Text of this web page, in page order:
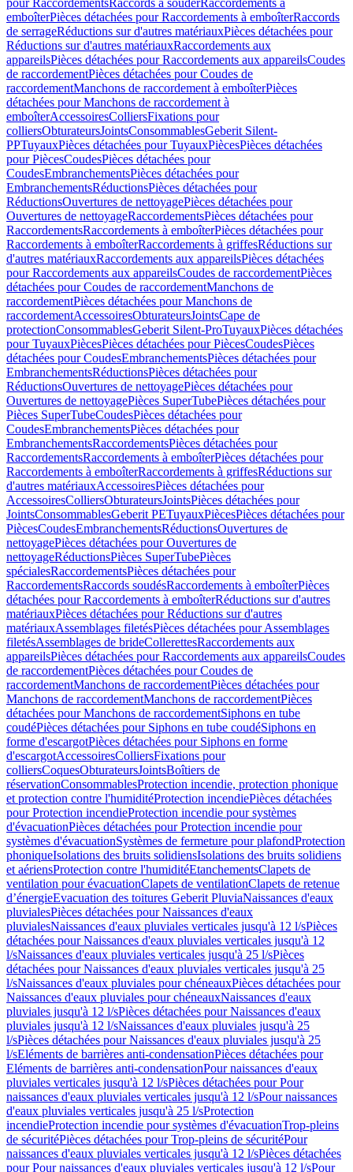
pour RaccordementsRaccords à souderRaccordements à
emboîterPièces détachées pour Raccordements à emboîterRaccords
de serrageRéductions sur d'autres matériauxPièces détachées pour
Réductions sur d'autres matériauxRaccordements aux
appareilsPièces détachées pour Raccordements aux appareilsCoudes
de raccordementPièces détachées pour Coudes de
raccordementManchons de raccordement à emboîterPièces
détachées pour Manchons de raccordement à
emboîterAccessoiresColliersFixations pour
colliersObturateursJointsConsommablesGeberit Silent-
PPTuyauxPièces détachées pour TuyauxPiècesPièces détachées
pour PiècesCoudesPièces détachées pour
CoudesEmbranchementsPièces détachées pour
EmbranchementsRéductionsPièces détachées pour
RéductionsOuvertures de nettoyagePièces détachées pour
Ouvertures de nettoyageRaccordementsPièces détachées pour
RaccordementsRaccordements à emboîterPièces détachées pour
Raccordements à emboîterRaccordements à griffesRéductions sur
d'autres matériauxRaccordements aux appareilsPièces détachées
pour Raccordements aux appareilsCoudes de raccordementPièces
détachées pour Coudes de raccordementManchons de
raccordementPièces détachées pour Manchons de
raccordementAccessoiresObturateursJointsCape de
protectionConsommablesGeberit Silent-ProTuyauxPièces détachées
pour TuyauxPiècesPièces détachées pour PiècesCoudesPièces
détachées pour CoudesEmbranchementsPièces détachées pour
EmbranchementsRéductionsPièces détachées pour
RéductionsOuvertures de nettoyagePièces détachées pour
Ouvertures de nettoyagePièces SuperTubePièces détachées pour
Pièces SuperTubeCoudesPièces détachées pour
CoudesEmbranchementsPièces détachées pour
EmbranchementsRaccordementsPièces détachées pour
RaccordementsRaccordements à emboîterPièces détachées pour
Raccordements à emboîterRaccordements à griffesRéductions sur
d'autres matériauxAccessoiresPièces détachées pour
AccessoiresColliersObturateursJointsPièces détachées pour
JointsConsommablesGeberit PETuyauxPiècesPièces détachées pour
PiècesCoudesEmbranchementsRéductionsOuvertures de
nettoyagePièces détachées pour Ouvertures de
nettoyageRéductionsPièces SuperTubePièces
spécialesRaccordementsPièces détachées pour
RaccordementsRaccords soudésRaccordements à emboîterPièces
détachées pour Raccordements à emboîterRéductions sur d'autres
matériauxPièces détachées pour Réductions sur d'autres
matériauxAssemblages filetésPièces détachées pour Assemblages
filetésAssemblages de brideCollerettesRaccordements aux
appareilsPièces détachées pour Raccordements aux appareilsCoudes
de raccordementPièces détachées pour Coudes de
raccordementManchons de raccordementPièces détachées pour
Manchons de raccordementManchons de raccordementPièces
détachées pour Manchons de raccordementSiphons en tube
coudéPièces détachées pour Siphons en tube coudéSiphons en
forme d'escargotPièces détachées pour Siphons en forme
d'escargotAccessoiresColliersFixations pour
colliersCoquesObturateursJointsBoîtiers de
réservationConsommablesProtection incendie, protection phonique
et protection contre l'humiditéProtection incendiePièces détachées
pour Protection incendieProtection incendie pour systèmes
d'évacuationPièces détachées pour Protection incendie pour
systèmes d'évacuationSystèmes de fermeture pour plafondProtection
phoniqueIsolations des bruits solidiensIsolations des bruits solidiens
et aériensProtection contre l'humiditéEtanchementsClapets de
ventilation pour évacuationClapets de ventilationClapets de retenue
d’énergieEvacuation des toitures Geberit PluviaNaissances d'eaux
pluvialesPièces détachées pour Naissances d'eaux
pluvialesNaissances d'eaux pluviales verticales jusqu'à 12 l/sPièces
détachées pour Naissances d'eaux pluviales verticales jusqu'à 12
l/sNaissances d'eaux pluviales verticales jusqu'à 25 l/sPièces
détachées pour Naissances d'eaux pluviales verticales jusqu'à 25
l/sNaissances d'eaux pluviales pour chéneauxPièces détachées pour
Naissances d'eaux pluviales pour chéneauxNaissances d'eaux
pluviales jusqu'à 12 l/sPièces détachées pour Naissances d'eaux
pluviales jusqu'à 12 l/sNaissances d'eaux pluviales jusqu'à 25
l/sPièces détachées pour Naissances d'eaux pluviales jusqu'à 25
l/sEléments de barrières anti-condensationPièces détachées pour
Eléments de barrières anti-condensationPour naissances d'eaux
pluviales verticales jusqu'à 12 l/sPièces détachées pour Pour
naissances d'eaux pluviales verticales jusqu'à 12 l/sPour naissances
d'eaux pluviales verticales jusqu'à 25 l/sProtection
incendieProtection incendie pour systèmes d'évacuationTrop-pleins
de sécuritéPièces détachées pour Trop-pleins de sécuritéPour
naissances d'eaux pluviales verticales jusqu'à 12 l/sPièces détachées
pour Pour naissances d'eaux pluviales verticales jusqu'à 12 l/sPour